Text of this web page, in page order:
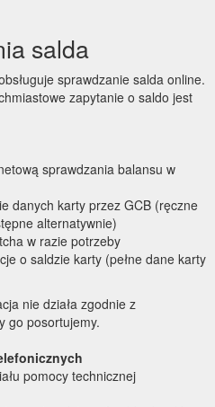
salda
sprawdzanie salda online.
zapytanie o saldo jest
sprawdzania balansu w
danych karty przez GCB (ręczne
alternatywnie)
w razie potrzeby
o saldzie karty (pełne dane karty
nie działa zgodnie z
go posortujemy.
pomocy technicznej